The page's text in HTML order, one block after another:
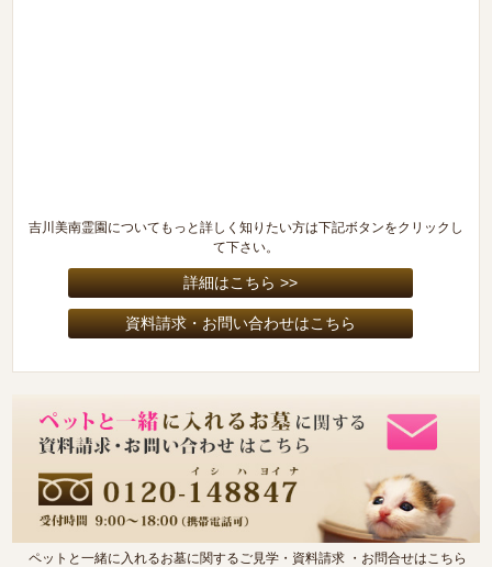
吉川美南霊園についてもっと詳しく知りたい方は下記ボタンをクリックし
て下さい。
ペットと一緒に入れるお墓に関するご見学・資料請求 ・お問合せはこちら